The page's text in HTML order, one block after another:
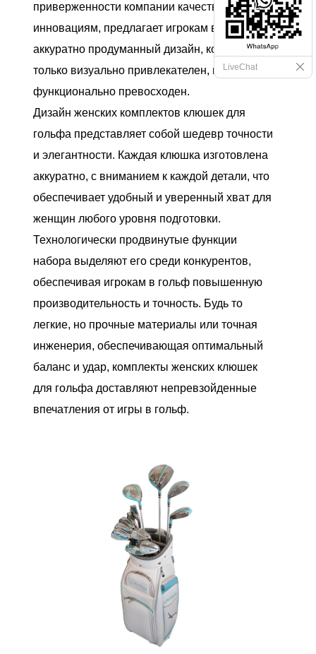
приверженности компании качеству и
инновациям, предлагает игрокам в гольф
аккуратно продуманный дизайн, который не
только визуально привлекателен, но и
функционально превосходен.
Дизайн женских комплектов клюшек для
гольфа представляет собой шедевр точности
и элегантности. Каждая клюшка изготовлена ​​
аккуратно, с вниманием к каждой детали, что
обеспечивает удобный и уверенный хват для
женщин любого уровня подготовки.
Технологически продвинутые функции
набора выделяют его среди конкурентов,
обеспечивая игрокам в гольф повышенную
производительность и точность. Будь то
легкие, но прочные материалы или точная
инженерия, обеспечивающая оптимальный
баланс и удар, комплекты женских клюшек
для гольфа доставляют непревзойденные
впечатления от игры в гольф.
LiveChat